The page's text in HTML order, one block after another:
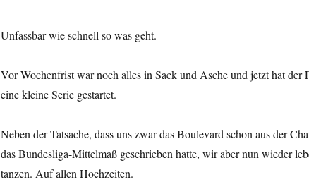
Unfassbar wie schnell so was geht.
Vor Wochenfrist war noch alles in Sack und Asche und jetzt hat der
eine kleine Serie gestartet.
Neben der Tatsache, dass uns zwar das Boulevard schon aus der
das Bundesliga-Mittelmaß geschrieben hatte, wir aber nun wieder
tanzen. Auf allen Hochzeiten.